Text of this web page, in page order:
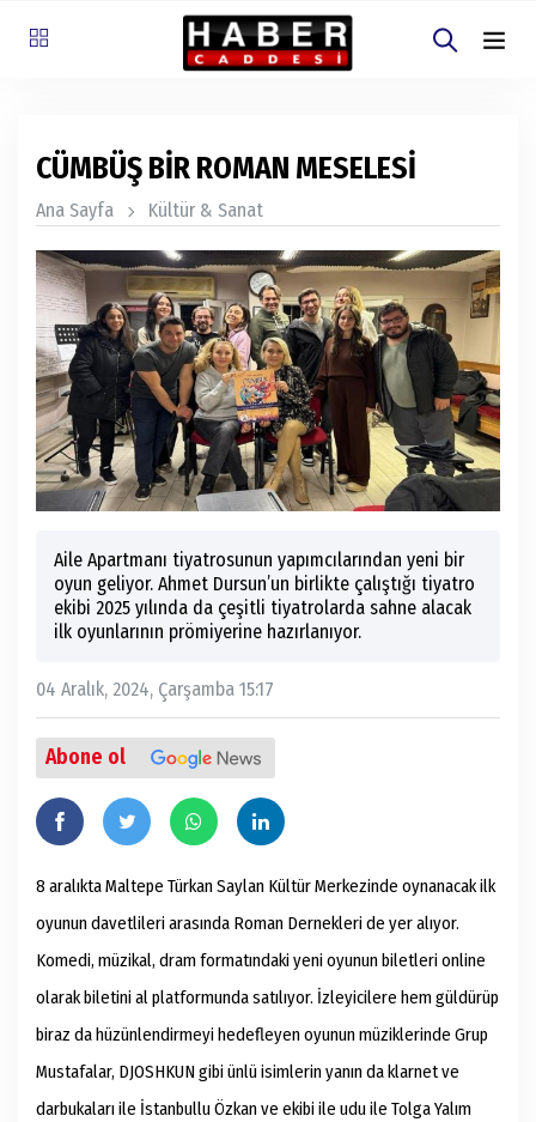
CÜMBÜŞ BİR ROMAN MESELESİ
Ana Sayfa Kültür & Sanat
Aile Apartmanı tiyatrosunun yapımcılarından yeni bir
oyun geliyor. Ahmet Dursun’un birlikte çalıştığı tiyatro
ekibi 2025 yılında da çeşitli tiyatrolarda sahne alacak
ilk oyunlarının prömiyerine hazırlanıyor.
04 Aralık, 2024, Çarşamba 15:17
Abone ol
8 aralıkta Maltepe Türkan Saylan Kültür Merkezinde oynanacak ilk
oyunun davetlileri arasında Roman Dernekleri de yer alıyor.
Komedi, müzikal, dram formatındaki yeni oyunun biletleri online
olarak biletini al platformunda satılıyor. İzleyicilere hem güldürüp
biraz da hüzünlendirmeyi hedefleyen oyunun müziklerinde Grup
Mustafalar, DJOSHKUN gibi ünlü isimlerin yanın da klarnet ve
darbukaları ile İstanbullu Özkan ve ekibi ile udu ile Tolga Yalım